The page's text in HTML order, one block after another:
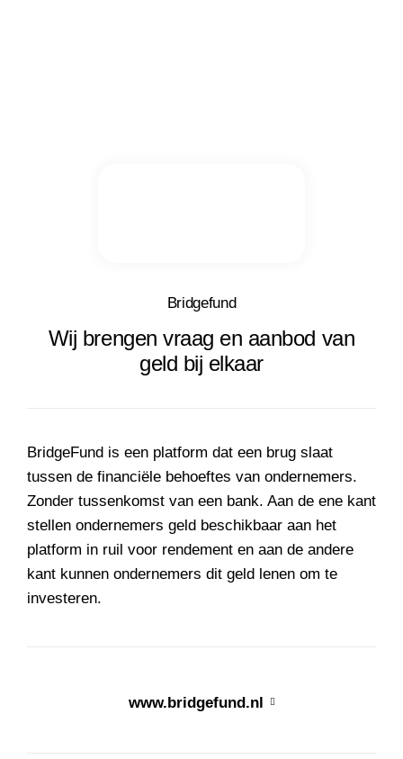
Bridgefund
Wij brengen vraag en aanbod van
geld bij elkaar
BridgeFund is een platform dat een brug slaat
tussen de financiële behoeftes van ondernemers.
Zonder tussenkomst van een bank. Aan de ene kant
stellen ondernemers geld beschikbaar aan het
platform in ruil voor rendement en aan de andere
kant kunnen ondernemers dit geld lenen om te
investeren.
www.bridgefund.nl